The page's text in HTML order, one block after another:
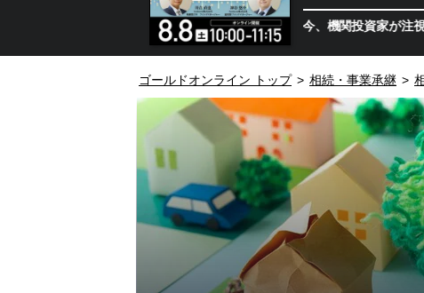
半導体相場は次のステージへ。今、機関投資家が注視するポ
ゴールドオンライン トップ > 相続・事業承継 >